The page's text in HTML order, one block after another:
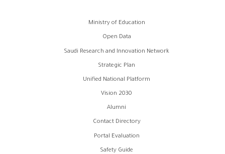
Ministry of Education
Open Data
Saudi Research and Innovation Network
Strategic Plan
Unified National Platform
Vision 2030
Alumni
Contact Directory
Portal Evaluation
Safety Guide